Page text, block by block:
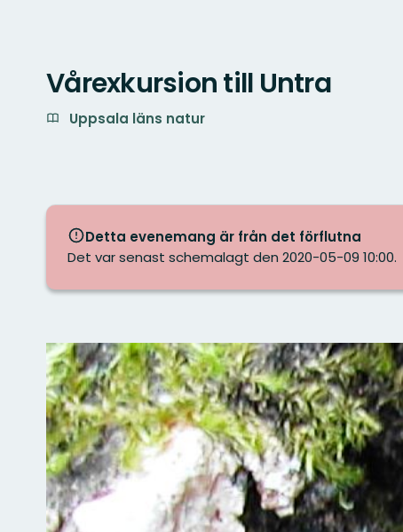
Vårexkursion till Untra
Uppsala läns natur
Detta evenemang är från det förflutna
Det var senast schemalagt den 2020-05-09 10:00.
Bilder